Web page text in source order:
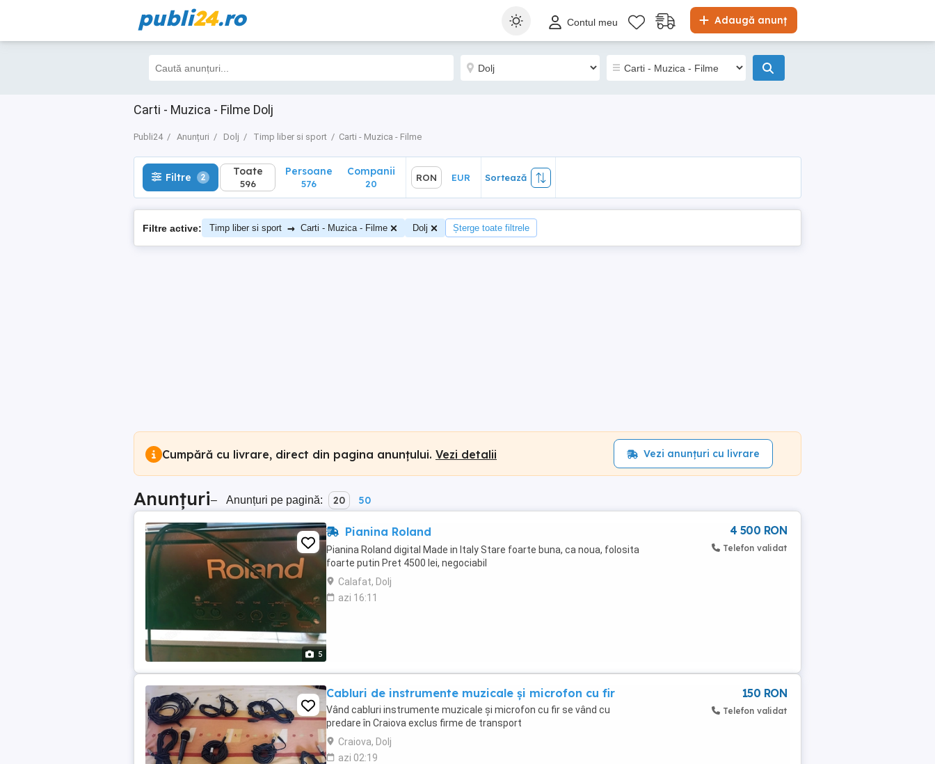
publi24.ro Adaugă anunț
Contul meu
Carti - Muzica - Filme Dolj
Publi24 Anunțuri Dolj Timp liber si sport Carti - Muzica - Filme
Filtre 2 Toate
596
Sortează
Filtre 2 Toate
596
Persoane
576
Companii
20
RON EUR Sortează
Filtre active: Timp liber si sport → Carti - Muzica - Filme Dolj Șterge toate filtrele
Cumpără cu livrare, direct din pagina anunțului. Vezi detalii Vezi anunțuri cu livrare
Anunțuri– Anunțuri pe pagină: 20 50
5
Pianina Roland
Pianina Roland digital Made in Italy Stare foarte buna, ca noua, folosita
foarte putin Pret 4500 lei, negociabil
Calafat, Dolj
azi 16:11
4 500 RON
Telefon validat
Cabluri de instrumente muzicale și microfon cu fir
Vând cabluri instrumente muzicale și microfon cu fir se vând cu
predare în Craiova exclus firme de transport
Craiova, Dolj
azi 02:19
150 RON
Telefon validat